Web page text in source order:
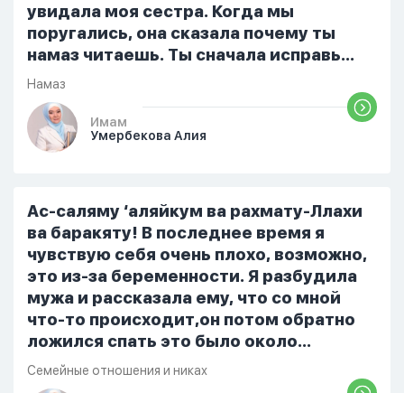
увидала моя сестра. Когда мы
поругались, она сказала почему ты
намаз читаешь. Ты сначала исправь
себя. После этого я не вставала на
намаз и не видела жайнамаз. Я просто
уже так не могу читать, смотреть . Дуа
я делаю скрытно если делаю дома. Я
От родных же людей.
Намаз
Имам
Умербекова Алия
Ас-саляму ‘аляйкум ва рахмату-Ллахи
ва баракяту! В последнее время я
чувствую себя очень плохо, возможно,
это из-за беременности. Я разбудила
мужа и рассказала ему, что со мной
что-то происходит,он потом обратно
ложился спать это было около
одиннадцати вечера. Но я снова
разбудила его, сказав, что мне плохо.
Семейные отношения и никах